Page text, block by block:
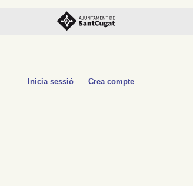
Inicia sessió Crea compte